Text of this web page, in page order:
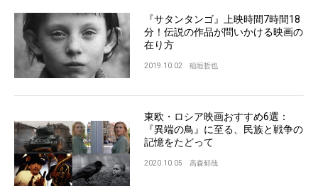
『サタンタンゴ』上映時間7時間18
分！伝説の作品が問いかける映画の
在り方
2019.10.02 稲垣哲也
東欧・ロシア映画おすすめ6選：
『異端の鳥』に至る、民族と戦争の
記憶をたどって
2020.10.05 高森郁哉